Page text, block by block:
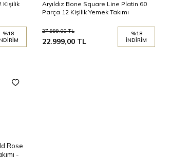
Kişilik
%18
Aryıldız Bone Square Line Platin 60
Parça 12 Kişilik Yemek Takımı
27.999,00TL
22.999,00 TL
%18
İNDIRIM